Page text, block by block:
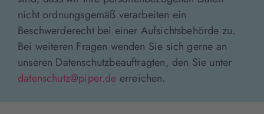
nicht ordnungsgemäß verarbeiten ein
Beschwerderecht bei einer Aufsichtsbehörde zu.
Bei weiteren Fragen wenden Sie sich gerne an
unseren Datenschutzbeauftragten, den Sie unter
datenschutz@piper.de erreichen.